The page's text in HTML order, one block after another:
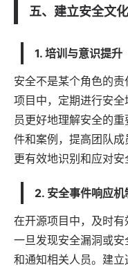
五、建立安全文化
1. 培训与意识提升
安全不是某个角色的
项目中，定期进行安
员更好地理解安全的
件和案例，提高团队
更有效地识别和应对安
2. 安全事件响应机
在开源项目中，及时有
一旦发现安全漏洞或
和通知相关人员。建